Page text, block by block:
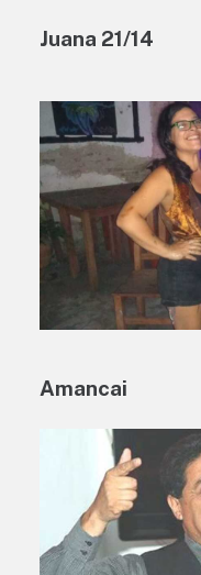
Juana 21/14
Amancai